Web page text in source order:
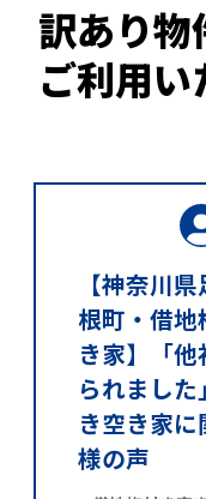
訳あり物
ご利用
【神奈川
根町・借
き家】「
られまし
き空き家
様の声